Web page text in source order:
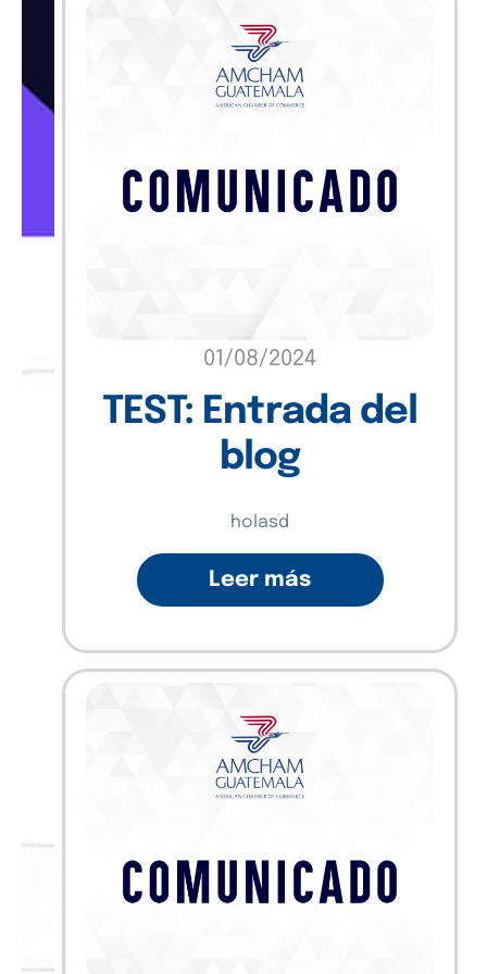
01/08/2024
TEST: Entrada del
blog
holasd
Leer más